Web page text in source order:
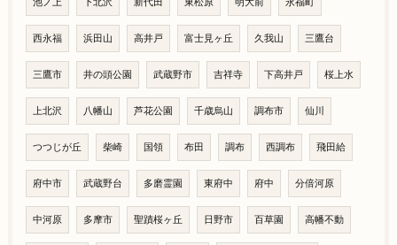
池ノ上 下北沢 新代田 東松原 明大前 永福町
西永福 浜田山 高井戸 富士見ヶ丘 久我山 三鷹台
三鷹市 井の頭公園 武蔵野市 吉祥寺 下高井戸 桜上水
上北沢 八幡山 芦花公園 千歳烏山 調布市 仙川
つつじが丘 柴崎 国領 布田 調布 西調布 飛田給
府中市 武蔵野台 多磨霊園 東府中 府中 分倍河原
中河原 多摩市 聖蹟桜ヶ丘 日野市 百草園 高幡不動